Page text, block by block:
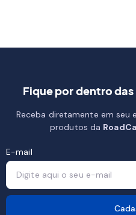
Fique por dentro
Receba diretamente em seu
produtos da
E-mail